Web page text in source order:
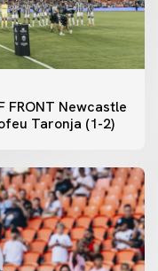
FRONT Newcastle
Taronja (1-2)